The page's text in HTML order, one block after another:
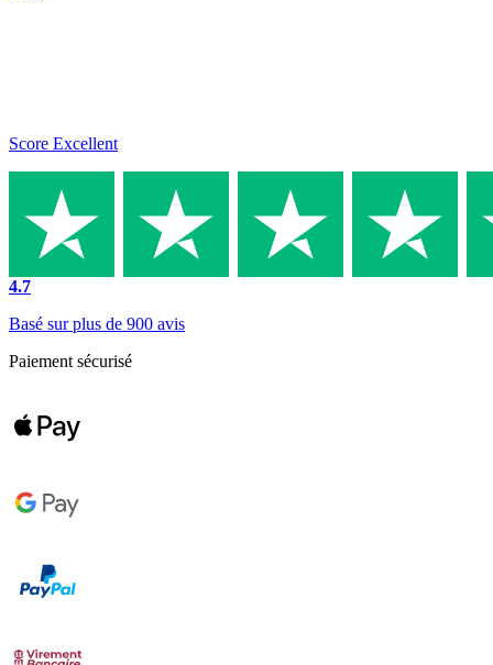
Score Excellent
4.7
Basé sur plus de 900 avis
Paiement sécurisé